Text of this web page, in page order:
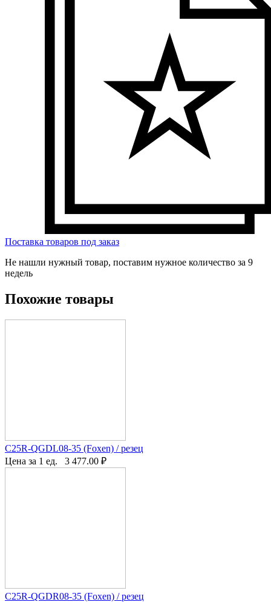
Поставка товаров под заказ
Не нашли нужный товар, поставим нужное количество за 9
недель
Похожие товары
C25R-QGDL08-35 (Foxen) / резец
Цена за 1 ед.
3 477.00 ₽
C25R-QGDR08-35 (Foxen) / резец